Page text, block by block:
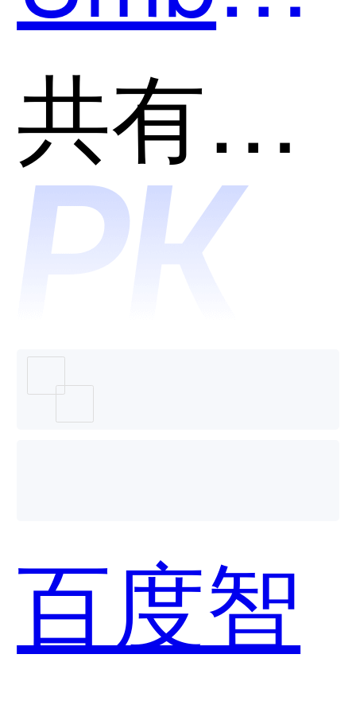
用？
和腾讯
云-网络
安全哪
个好
共有分类：网络安全
百度智